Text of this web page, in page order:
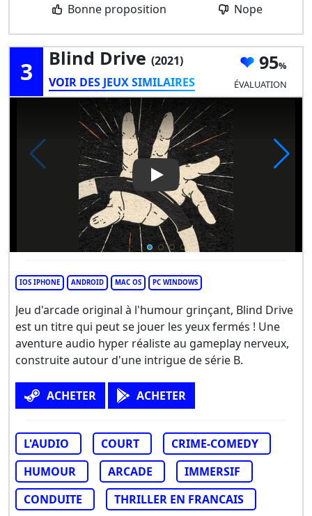
Bonne proposition Nope
3 Blind Drive (2021)
VOIR DES JEUX SIMILAIRES
95
ÉVALUATION
Play Video: Blind Drive
IOS IPHONE ANDROID MAC OS PC WINDOWS
Jeu d'arcade original à l'humour grinçant, Blind Drive
est un titre qui peut se jouer les yeux fermés ! Une
aventure audio hyper réaliste au gameplay nerveux,
construite autour d'une intrigue de série B.
ACHETER ACHETER
L'AUDIO COURT
CRIME-COMEDY
HUMOUR
ARCADE
IMMERSIF
CONDUITE
THRILLER EN FRANCAIS